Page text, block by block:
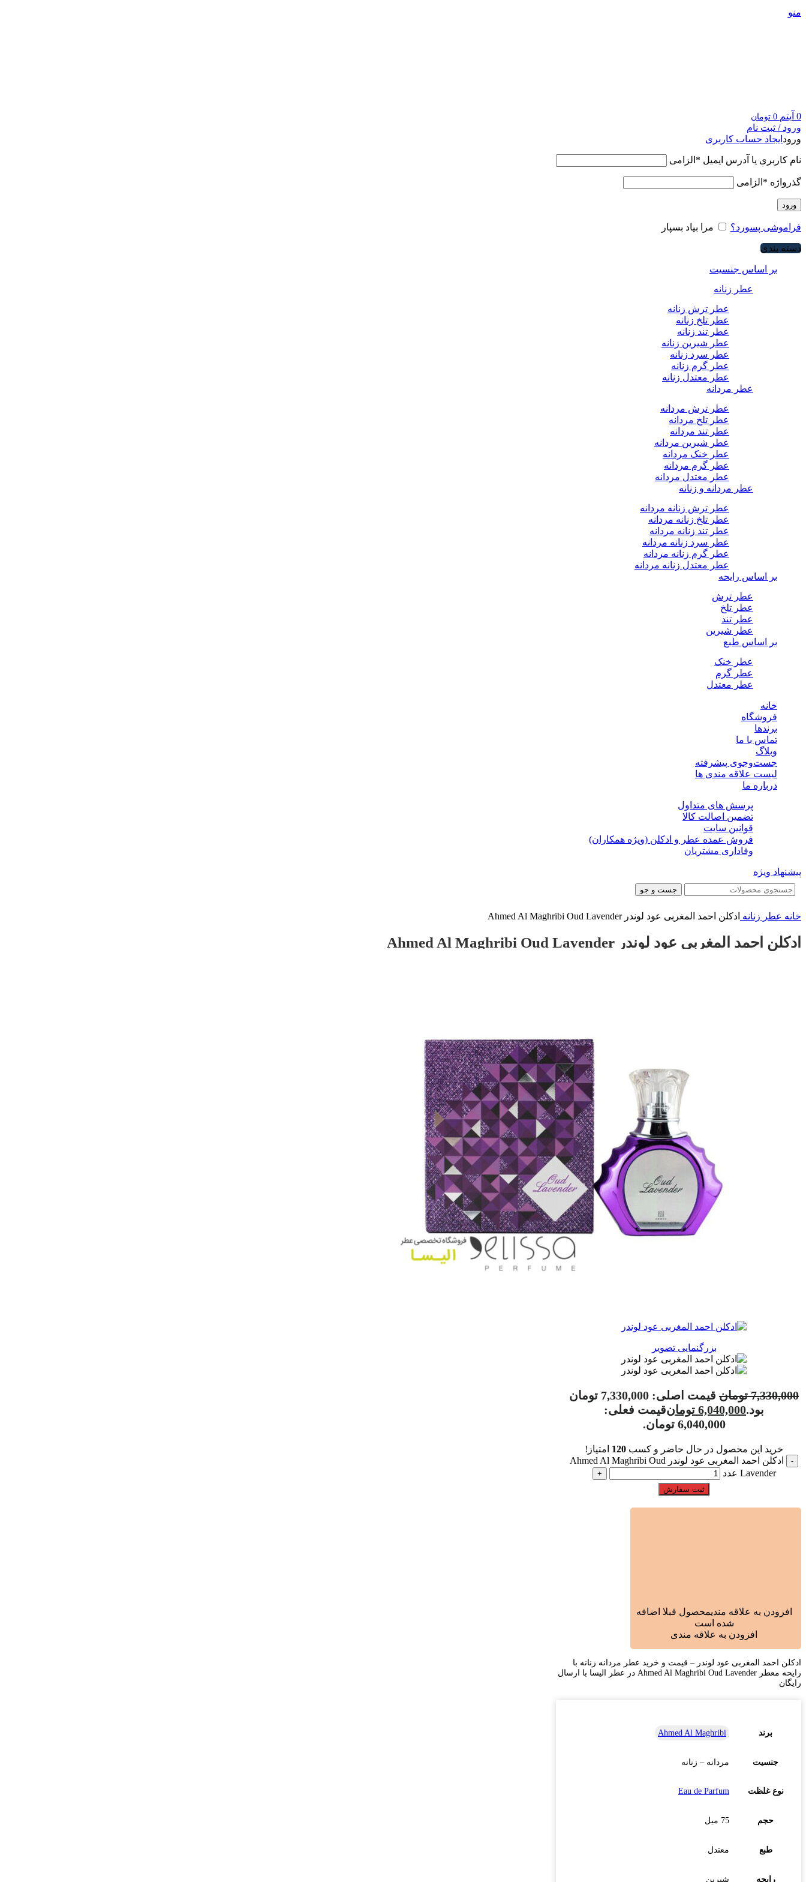
منو
0 آیتم 0 تومان
ورود / ثبت نام
ورود ایجاد حساب کاربری
نام کاربری یا آدرس ایمیل * الزامی
گذرواژه * الزامی
ورود
فراموشی پسورد؟ مرا بیاد بسپار
دسته بندی
بر اساس جنسیت
عطر زنانه
عطر ترش زنانه
عطر تلخ زنانه
عطر تند زنانه
عطر شیرین زنانه
عطر سرد زنانه
عطر گرم زنانه
عطر معتدل زنانه
عطر مردانه
عطر ترش مردانه
عطر تلخ مردانه
عطر تند مردانه
عطر شیرین مردانه
عطر خنک مردانه
عطر گرم مردانه
عطر معتدل مردانه
عطر مردانه و زنانه
عطر ترش زنانه مردانه
عطر تلخ زنانه مردانه
عطر تند زنانه مردانه
عطر سرد زنانه مردانه
عطر گرم زنانه مردانه
عطر معتدل زنانه مردانه
بر اساس رایحه
عطر ترش
عطر تلخ
عطر تند
عطر شیرین
بر اساس طبع
عطر خنک
عطر گرم
عطر معتدل
خانه
فروشگاه
برندها
تماس با ما
وبلاگ
جست‌وجوی پیشرفته
لیست علاقه مندی ها
درباره ما
پرسش های متداول
تضمین اصالت کالا
قوانین سایت
فروش عمده عطر و ادکلن (ویژه همکاران)
وفاداری مشتریان
پیشنهاد ویژه
جست و جو
خانه عطر زنانه ادکلن احمد المغربی عود لوندر Ahmed Al Maghribi Oud Lavender
ادکلن احمد المغربی عود لوندر Ahmed Al Maghribi Oud Lavender
بزرگنمایی تصویر
7,330,000 تومان
قیمت اصلی: 7,330,000 تومان
بود.6,040,000 تومانقیمت فعلی:
6,040,000 تومان.
خرید این محصول در حال حاضر و کسب 120 امتیاز!
ادکلن احمد المغربی عود لوندر Ahmed Al Maghribi Oud
Lavender عدد
ثبت سفارش
افزودن به علاقه مندیمحصول قبلا اضافه
شده است
افزودن به علاقه مندی
ادکلن احمد المغربی عود لوندر – قیمت و خرید عطر مردانه زنانه با
رایحه معطر Ahmed Al Maghribi Oud Lavender در عطر الیسا با ارسال
رایگان
برند Ahmed Al Maghribi
جنسیت مردانه – زنانه
نوع غلظت Eau de Parfum
حجم 75 میل
طبع معتدل
رایحه شیرین